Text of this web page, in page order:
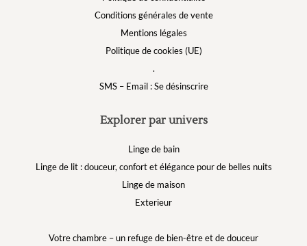
Conditions générales de vente
Mentions légales
Politique de cookies (UE)
.
SMS – Email : Se désinscrire
Explorer par univers
Linge de bain
Linge de lit : douceur, confort et élégance pour de belles nuits
Linge de maison
Exterieur
Votre chambre – un refuge de bien-être et de douceur